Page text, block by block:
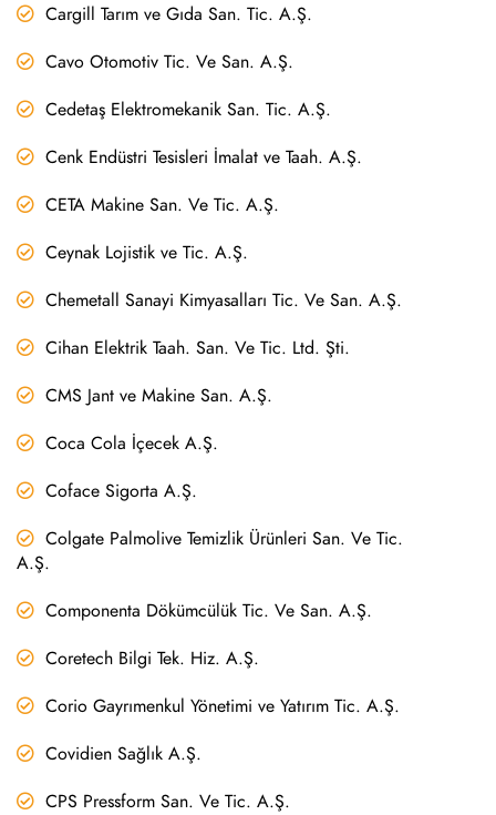
Cargill Tarım ve Gıda San. Tic. A.Ş.
Cavo Otomotiv Tic. Ve San. A.Ş.
Cedetaş Elektromekanik San. Tic. A.Ş.
Cenk Endüstri Tesisleri İmalat ve Taah. A.Ş.
CETA Makine San. Ve Tic. A.Ş.
Ceynak Lojistik ve Tic. A.Ş.
Chemetall Sanayi Kimyasalları Tic. Ve San. A.Ş.
Cihan Elektrik Taah. San. Ve Tic. Ltd. Şti.
CMS Jant ve Makine San. A.Ş.
Coca Cola İçecek A.Ş.
Coface Sigorta A.Ş.
Colgate Palmolive Temizlik Ürünleri San. Ve Tic.
A.Ş.
Componenta Dökümcülük Tic. Ve San. A.Ş.
Coretech Bilgi Tek. Hiz. A.Ş.
Corio Gayrımenkul Yönetimi ve Yatırım Tic. A.Ş.
Covidien Sağlık A.Ş.
CPS Pressform San. Ve Tic. A.Ş.